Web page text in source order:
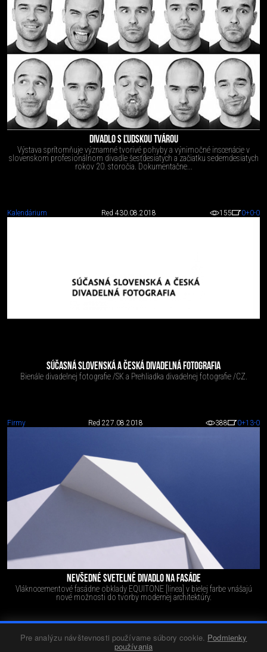
Pre analýzu návštevnosti používame súbory cookie. Podmienky
používania
DIVADLO S ĽUDSKOU TVÁROU
Výstava sprítomňuje významné tvorivé pohyby a výnimočné inscenácie v
slovenskom profesionálnom divadle šesťdesiatych a začiatku sedemdesiatych
rokov 20. storočia. Dokumentačne...
Kalendárium Red 430.08.2018 155 0+0-0
SÚČASNÁ SLOVENSKÁ A ČESKÁ DIVADELNÁ FOTOGRAFIA
Bienále divadelnej fotografie /SK a Prehliadka divadelnej fotografie /CZ.
Firmy Red 227.08.2018 388 0+13-0
NEVŠEDNÉ SVETELNÉ DIVADLO NA FASÁDE
Vláknocementové fasádne obklady EQUITONE [linea] v bielej farbe vnášajú
nové možnosti do tvorby modernej architektúry.
19.07.2017 3267 0+27